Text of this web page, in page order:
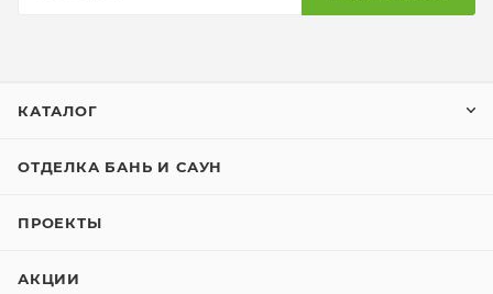
КАТАЛОГ
ОТДЕЛКА БАНЬ И САУН
ПРОЕКТЫ
АКЦИИ